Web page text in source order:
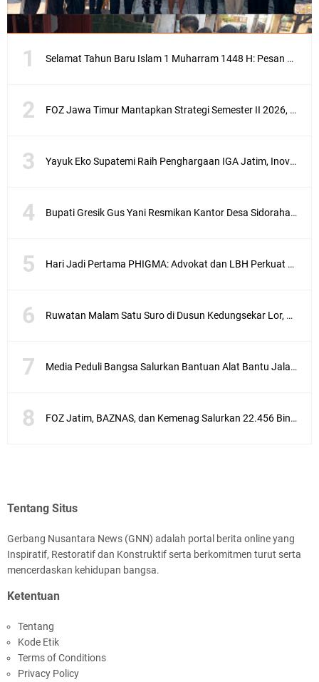
Selamat Tahun Baru Islam 1 Muharram 1448 H: Pesan Hijrah Drs. H. Husnul Aqib, M.M. untuk Negeri
FOZ Jawa Timur Mantapkan Strategi Semester II 2026, Fokus pada Penguatan SDM Amil dan Kolaborasi BerdampakNarasi
Yayuk Eko Supatemi Raih Penghargaan IGA Jatim, Inovasi Wayang Kulit untuk Anak Berkebutuhan Khusus
Bupati Gresik Gus Yani Resmikan Kantor Desa Sidoraharjo: Simbol Komitmen Pelayanan Publik dan Kepedulian Sosial
Hari Jadi Pertama PHIGMA: Advokat dan LBH Perkuat Soliditas di Jakarta
Ruwatan Malam Satu Suro di Dusun Kedungsekar Lor, Tradisi Luhur yang Terus Istiqomah
Media Peduli Bangsa Salurkan Bantuan Alat Bantu Jalan untuk Lansia
FOZ Jatim, BAZNAS, dan Kemenag Salurkan 22.456 Bingkisan Lebaran Yatim Serentak di Berbagai Daerah di Jawa Timur
Tentang Situs
Gerbang Nusantara News (GNN) adalah portal berita online yang
Inspiratif, Restoratif dan Konstruktif serta berkomitmen turut serta
mencerdaskan kehidupan bangsa.
Ketentuan
Tentang
Kode Etik
Terms of Conditions
Privacy Policy